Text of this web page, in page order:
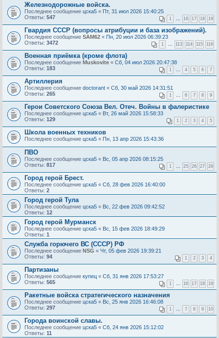
Железнодорожные войска.
Последнее сообщение цска5 « Пт, 31 июл 2026 15:40:25
Ответы: 547 1 16 17 18 19
Гвардия СССР (вопросы атрибуции и база изображений).
Последнее сообщение SAM62 « Пн, 20 июл 2026 06:39:23
Ответы: 3472 1 113 114 115 116
Военная приёмка (кроме флота)
Последнее сообщение Muskovite « Сб, 04 июл 2026 20:47:38
Ответы: 183 1 4 5 6 7
Артиллерия
Последнее сообщение doctorant « Сб, 30 май 2026 14:31:51
Ответы: 265 1 6 7 8 9
Герои Советского Союза Вел. Отеч. Войны в фалеристике
Последнее сообщение цска5 « Вт, 26 май 2026 15:58:33
Ответы: 129 1 2 3 4 5
Школа военных техников
Последнее сообщение цска5 « Пн, 13 апр 2026 15:43:36
ПВО
Последнее сообщение цска5 « Вс, 05 апр 2026 08:15:25
Ответы: 817 1 25 26 27 28
Город герой Брест.
Последнее сообщение цска5 « Сб, 28 фев 2026 16:40:00
Ответы: 2
Город герой Тула
Последнее сообщение цска5 « Вс, 22 фев 2026 09:42:52
Ответы: 12
Город герой Мурманск
Последнее сообщение цска5 « Вс, 15 фев 2026 18:49:29
Ответы: 1
Служба горючего ВС (СССР) РФ
Последнее сообщение NSG « Чт, 05 фев 2026 19:39:21
Ответы: 94 1 2 3 4
Партизаны
Последнее сообщение купец « Сб, 31 янв 2026 17:53:27
Ответы: 565 1 16 17 18 19
Ракетные войска стратегического назначения
Последнее сообщение цска5 « Вс, 25 янв 2026 16:46:08
Ответы: 297 1 7 8 9 10
Города воинской славы.
Последнее сообщение цска5 « Сб, 24 янв 2026 15:12:02
Ответы: 11